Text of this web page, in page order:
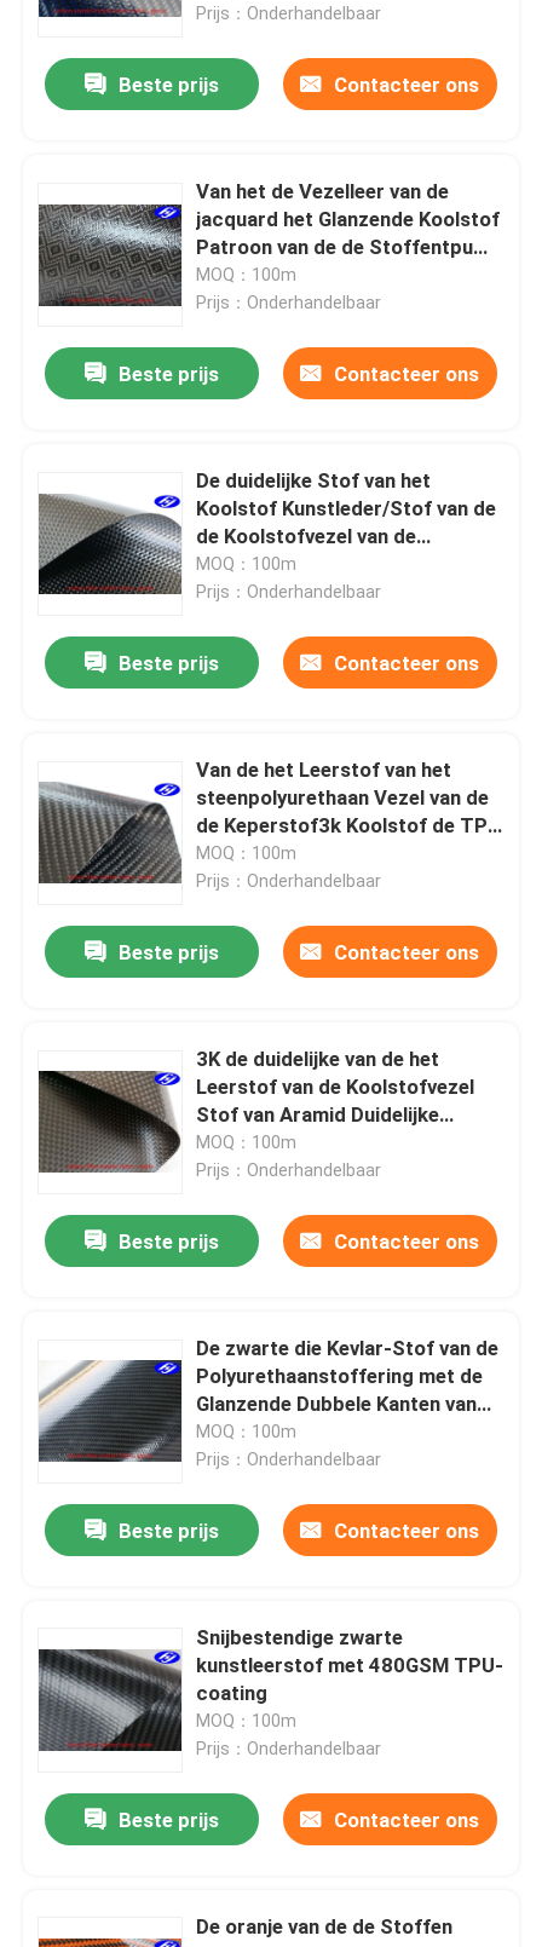
Producten
Videos
Over ons
Kwaliteitscontrole
Contacteer ons
nieuws
De Stof van koolstofaramid
De Stof van de koolstofvezel
De Stof van de Aramidvezel
de stof van het polyurethaanleer
anti-statische structuur
Koolstof Samengesteld Materiaal
Prijs：Onderhandelbaar
Beste prijs Contacteer ons
Van het de Vezelleer van de
jacquard het Glanzende Koolstof
Patroon van de de Stoffentpu
Met een laag bedekte Ruit voor
Portefeuilles
MOQ：100m
Prijs：Onderhandelbaar
Beste prijs Contacteer ons
De duidelijke Stof van het
Koolstof Kunstleder/Stof van de
de Koolstofvezel van de
Corrosieweerstand de Zwarte
MOQ：100m
Prijs：Onderhandelbaar
Beste prijs Contacteer ons
Van de het Leerstof van het
steenpolyurethaan Vezel van de
de Keperstof3k Koolstof de TPU
Met een laag bedekte
MOQ：100m
Prijs：Onderhandelbaar
Beste prijs Contacteer ons
3K de duidelijke van de het
Leerstof van de Koolstofvezel
Stof van Aramid Duidelijke
Zwarte Steen Geweven
MOQ：100m
Prijs：Onderhandelbaar
Beste prijs Contacteer ons
De zwarte die Kevlar-Stof van de
Polyurethaanstoffering met de
Glanzende Dubbele Kanten van
TPU met een laag wordt bedekt
MOQ：100m
Prijs：Onderhandelbaar
Beste prijs Contacteer ons
Snijbestendige zwarte
kunstleerstof met 480GSM TPU-
coating
MOQ：100m
Prijs：Onderhandelbaar
Beste prijs Contacteer ons
De oranje van de de Stoffen